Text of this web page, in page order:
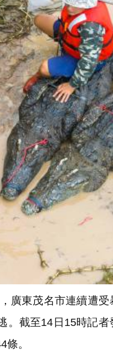
廣東茂名市連續遭
。截至14日15時記
。